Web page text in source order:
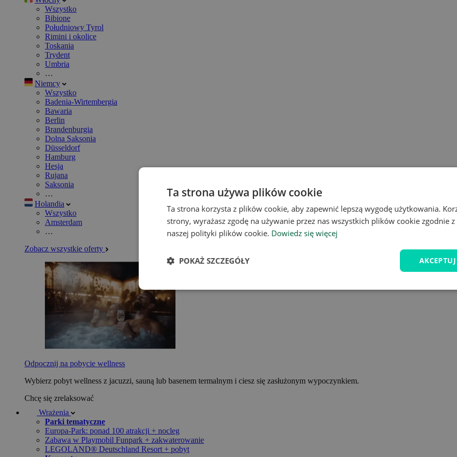
Wszystko
Bibione
Południowy Tyrol
Rimini i okolice
Toskania
Trydent
Umbria
…
Niemcy
Wszystko
Badenia-Wirtembergia
Bawaria
Berlin
Brandenburgia
Dolna Saksonia
Düsseldorf
Hamburg
Hesja
Rujana
Saksonia
…
Holandia
Wszystko
Amsterdam
…
Zobacz wszystkie oferty
Odpocznij na pobycie wellness
Wybierz pobyt wellness z jacuzzi, sauną lub basenem termalnym i ciesz się zasłużonym wypoczynkiem.
Chcę się zrelaksować
Wrażenia
Parki tematyczne
Europa-Park: ponad 100 atrakcji + nocleg
Zabawa w Playmobil Funpark + zakwaterowanie
LEGOLAND® Deutschland Resort + pobyt
Ta strona używa plików cookie
Ta strona korzysta z plików cookie, aby zapewnić lepszą wygodę użytkowania.
strony, wyrażasz zgodę na używanie przez nas wszystkich plików cookie zgodnie
naszej polityki plików cookie. Dowiedz się więcej
POKAŻ SZCZEGÓŁY